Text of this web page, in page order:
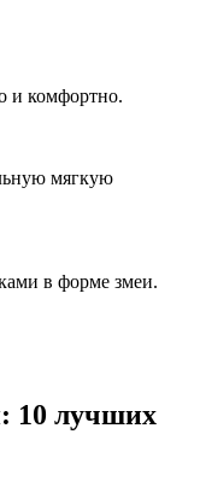
и комфортно.
мягкую
в форме змеи.
10 лучших